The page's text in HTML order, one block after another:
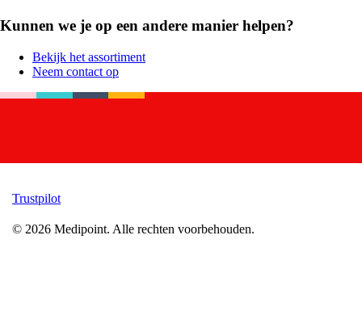
Kunnen we je op een andere manier helpen?
Bekijk het assortiment
Neem contact op
Trustpilot
© 2026 Medipoint. Alle rechten voorbehouden.